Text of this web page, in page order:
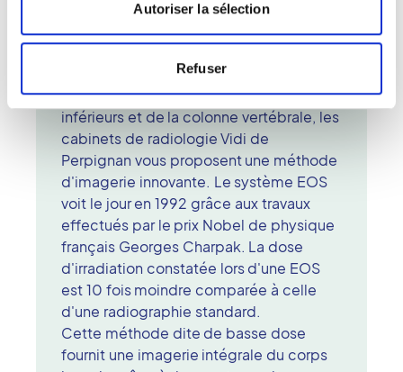
Autoriser la sélection
Refuser
EOS, un procédé d'imagerie basse
Pour vos radiographies des membres
inférieurs et de la colonne vertébrale, les
cabinets de radiologie Vidi de
Perpignan vous proposent une méthode
d'imagerie innovante. Le système EOS
voit le jour en 1992 grâce aux travaux
effectués par le prix Nobel de physique
français Georges Charpak. La dose
d'irradiation constatée lors d'une EOS
est 10 fois moindre comparée à celle
d'une radiographie standard.
Cette méthode dite de basse dose
fournit une imagerie intégrale du corps